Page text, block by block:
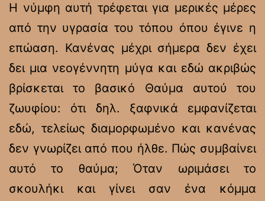
Η νύμφη αυτή τρέφεται για μερικές μέρες
από την υγρασία του τόπου όπου έγινε η
επώαση. Κανένας μέχρι σήμερα δεν έχει
δει μια νεογέννητη μύγα και εδώ ακριβώς
βρίσκεται το βασικό Θαύμα αυτού του
ζωυφίου: ότι δηλ. ξαφνικά εμφανίζεται
εδώ, τελείως διαμορφωμένο και κανένας
δεν γνωρίζει από που ήλθε. Πώς συμβαίνει
αυτό το θαύμα; Όταν ωριμάσει το
σκουλήκι και γίνει σαν ένα κόμμα